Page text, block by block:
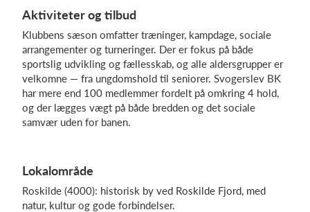
Aktiviteter og tilbud
Klubbens sæson omfatter træninger, kampdage, sociale
arrangementer og turneringer. Der er fokus på både
sportslig udvikling og fællesskab, og alle aldersgrupper er
velkomne — fra ungdomshold til seniorer. Svogerslev BK
har mere end 100 medlemmer fordelt på omkring 4 hold,
og der lægges vægt på både bredden og det sociale
samvær uden for banen.
Lokalområde
Roskilde (4000): historisk by ved Roskilde Fjord, med
natur, kultur og gode forbindelser.